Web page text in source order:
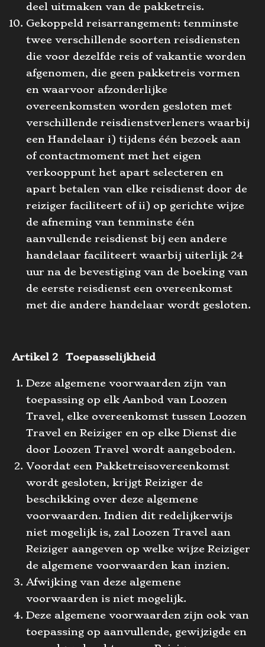
deel uitmaken van de pakketreis.
Gekoppeld reisarrangement: tenminste
twee verschillende soorten reisdiensten
die voor dezelfde reis of vakantie worden
afgenomen, die geen pakketreis vormen
en waarvoor afzonderlijke
overeenkomsten worden gesloten met
verschillende reisdienstverleners waarbij
een Handelaar i) tijdens één bezoek aan
of contactmoment met het eigen
verkooppunt het apart selecteren en
apart betalen van elke reisdienst door de
reiziger faciliteert of ii) op gerichte wijze
de afneming van tenminste één
aanvullende reisdienst bij een andere
handelaar faciliteert waarbij uiterlijk 24
uur na de bevestiging van de boeking van
de eerste reisdienst een overeenkomst
met die andere handelaar wordt gesloten.
Artikel 2 Toepasselijkheid
Deze algemene voorwaarden zijn van
toepassing op elk Aanbod van Loozen
Travel, elke overeenkomst tussen Loozen
Travel en Reiziger en op elke Dienst die
door Loozen Travel wordt aangeboden.
Voordat een Pakketreisovereenkomst
wordt gesloten, krijgt Reiziger de
beschikking over deze algemene
voorwaarden. Indien dit redelijkerwijs
niet mogelijk is, zal Loozen Travel aan
Reiziger aangeven op welke wijze Reiziger
de algemene voorwaarden kan inzien.
Afwijking van deze algemene
voorwaarden is niet mogelijk.
Deze algemene voorwaarden zijn ook van
toepassing op aanvullende, gewijzigde en